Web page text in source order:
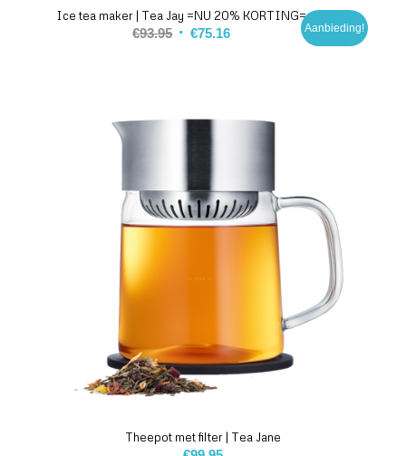
Ice tea maker | Tea Jay =NU 20% KORTING=
€93.95 €75.16 Aanbieding!
Theepot met filter | Tea Jane